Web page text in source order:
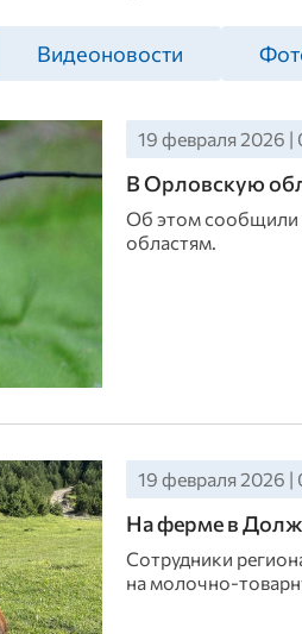
Видеоновости
19 февраля 2026 |
В Орловскую
Об этом сообщили
областям.
19 февраля 2026 |
На ферме в
Сотрудники
на молочно-